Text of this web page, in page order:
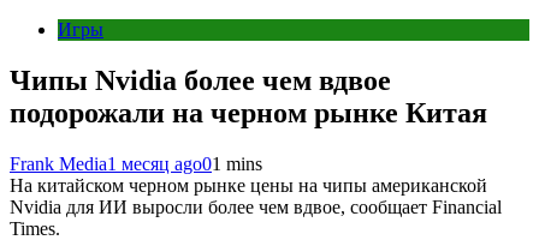
Игры
Чипы Nvidia более чем вдвое
подорожали на черном рынке Китая
Frank Media1 месяц ago01 mins
На китайском черном рынке цены на чипы американской
Nvidia для ИИ выросли более чем вдвое, сообщает Financial
Times.